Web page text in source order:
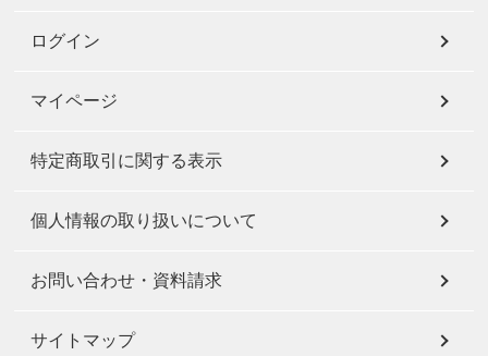
ログイン
マイページ
特定商取引に関する表示
個人情報の取り扱いについて
お問い合わせ・資料請求
サイトマップ